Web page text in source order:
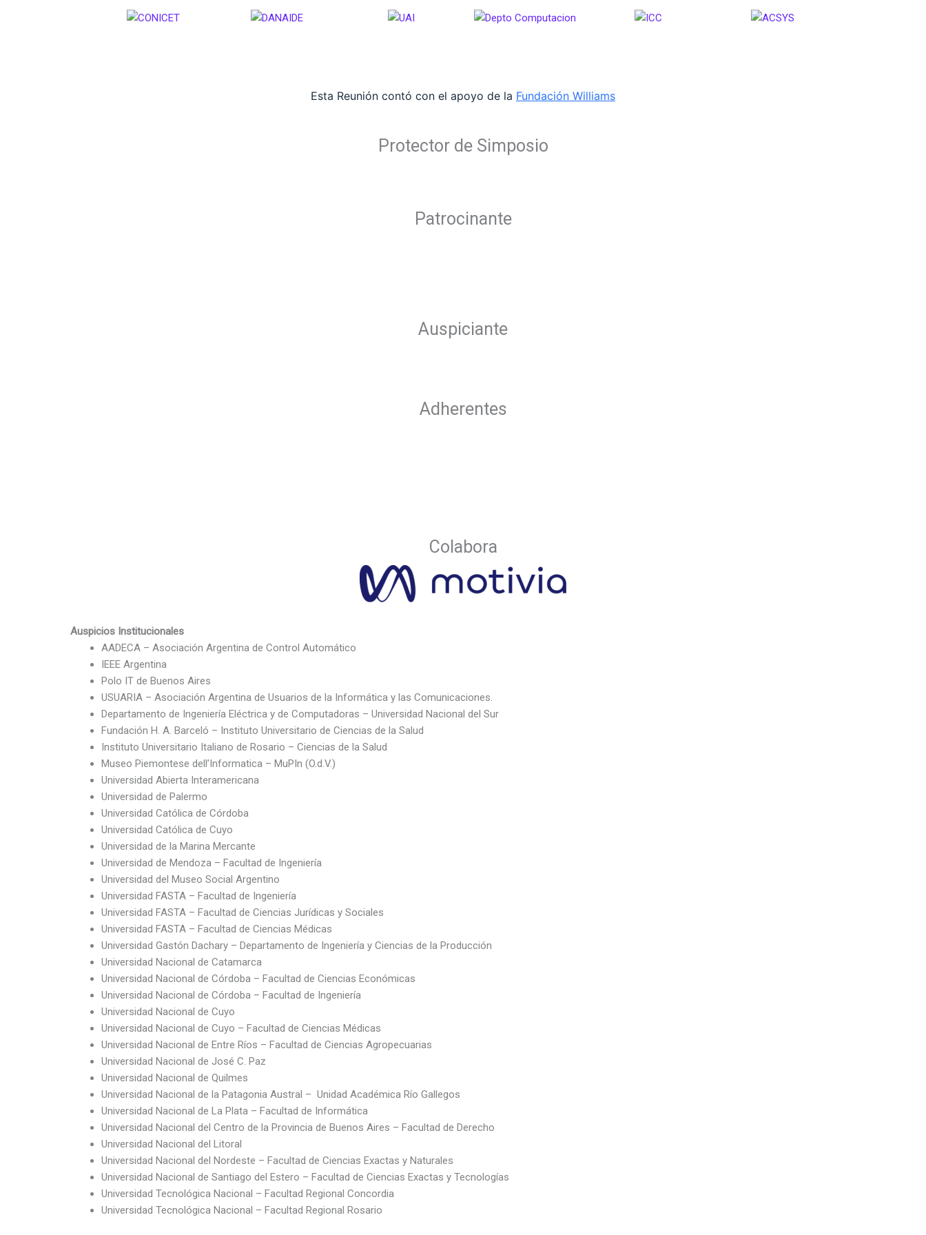
Esta Reunión contó con el apoyo de la Fundación Williams
Protector de Simposio
Patrocinante
Auspiciante
Adherentes
Colabora
Auspicios Institucionales
AADECA – Asociación Argentina de Control Automático
IEEE Argentina
Polo IT de Buenos Aires
USUARIA – Asociación Argentina de Usuarios de la Informática y las Comunicaciones.
Departamento de Ingeniería Eléctrica y de Computadoras – Universidad Nacional del Sur
Fundación H. A. Barceló – Instituto Universitario de Ciencias de la Salud
Instituto Universitario Italiano de Rosario – Ciencias de la Salud
Museo Piemontese dell’Informatica – MuPIn (O.d.V.)
Universidad Abierta Interamericana
Universidad de Palermo
Universidad Católica de Córdoba
Universidad Católica de Cuyo
Universidad de la Marina Mercante
Universidad de Mendoza – Facultad de Ingeniería
Universidad del Museo Social Argentino
Universidad FASTA – Facultad de Ingeniería
Universidad FASTA – Facultad de Ciencias Jurídicas y Sociales
Universidad FASTA – Facultad de Ciencias Médicas
Universidad Gastón Dachary – Departamento de Ingeniería y Ciencias de la Producción
Universidad Nacional de Catamarca
Universidad Nacional de Córdoba – Facultad de Ciencias Económicas
Universidad Nacional de Córdoba – Facultad de Ingeniería
Universidad Nacional de Cuyo
Universidad Nacional de Cuyo – Facultad de Ciencias Médicas
Universidad Nacional de Entre Ríos – Facultad de Ciencias Agropecuarias
Universidad Nacional de José C. Paz
Universidad Nacional de Quilmes
Universidad Nacional de la Patagonia Austral – Unidad Académica Río Gallegos
Universidad Nacional de La Plata – Facultad de Informática
Universidad Nacional del Centro de la Provincia de Buenos Aires – Facultad de Derecho
Universidad Nacional del Litoral
Universidad Nacional del Nordeste – Facultad de Ciencias Exactas y Naturales
Universidad Nacional de Santiago del Estero – Facultad de Ciencias Exactas y Tecnologías
Universidad Tecnológica Nacional – Facultad Regional Concordia
Universidad Tecnológica Nacional – Facultad Regional Rosario